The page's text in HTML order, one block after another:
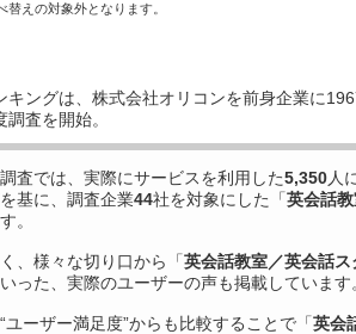
えの対象外となります。
キングは、株式会社オリコンを前身企業に
査を開始。
査では、実際にサービスを利用した5,350人
基に、調査企業44社を対象にした「英会話
。
、様々な切り口から「英会話教室／英会話ス
った、実際のユーザーの声も掲載しています
ーザー満足度”からも比較することで「英会